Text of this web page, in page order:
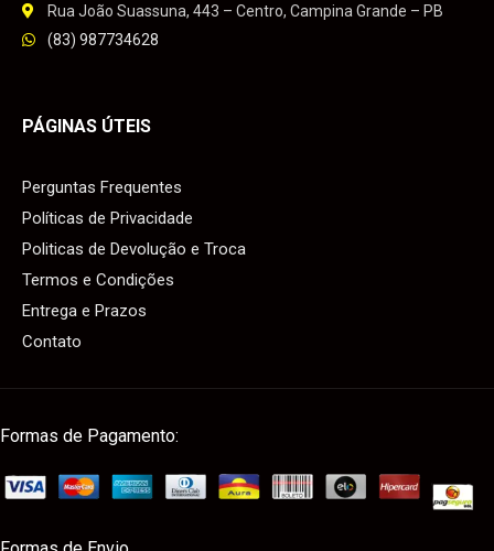
Rua João Suassuna, 443 – Centro, Campina Grande – PB
(83) 987734628
PÁGINAS ÚTEIS
Perguntas Frequentes
Políticas de Privacidade
Politicas de Devolução e Troca
Termos e Condições
Entrega e Prazos
Contato
Formas de Pagamento: